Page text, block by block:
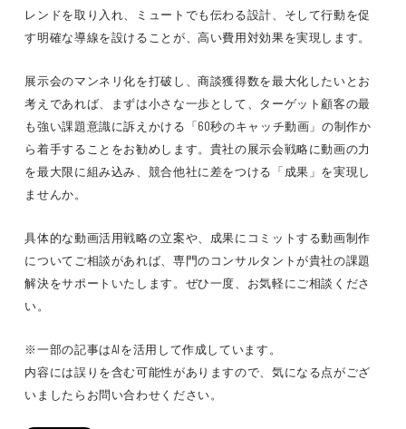
レンドを取り入れ、ミュートでも伝わる設計、そして行動を促
す明確な導線を設けることが、高い費用対効果を実現します。
展示会のマンネリ化を打破し、商談獲得数を最大化したいとお
考えであれば、まずは小さな一歩として、ターゲット顧客の最
も強い課題意識に訴えかける「60秒のキャッチ動画」の制作か
ら着手することをお勧めします。貴社の展示会戦略に動画の力
を最大限に組み込み、競合他社に差をつける「成果」を実現し
ませんか。
具体的な動画活用戦略の立案や、成果にコミットする動画制作
についてご相談があれば、専門のコンサルタントが貴社の課題
解決をサポートいたします。ぜひ一度、お気軽にご相談くださ
い。
※一部の記事はAIを活用して作成しています。
内容には誤りを含む可能性がありますので、気になる点がござ
いましたらお問い合わせください。